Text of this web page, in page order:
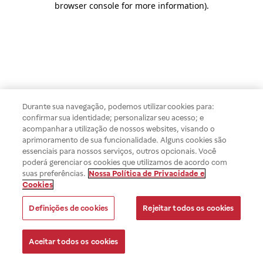
browser console for more information).
Durante sua navegação, podemos utilizar cookies para:
confirmar sua identidade; personalizar seu acesso; e
acompanhar a utilização de nossos websites, visando o
aprimoramento de sua funcionalidade. Alguns cookies são
essenciais para nossos serviços, outros opcionais. Você
poderá gerenciar os cookies que utilizamos de acordo com
suas preferências. Nossa Política de Privacidade e
Cookies
Definições de cookies Rejeitar todos os cookies
Aceitar todos os cookies